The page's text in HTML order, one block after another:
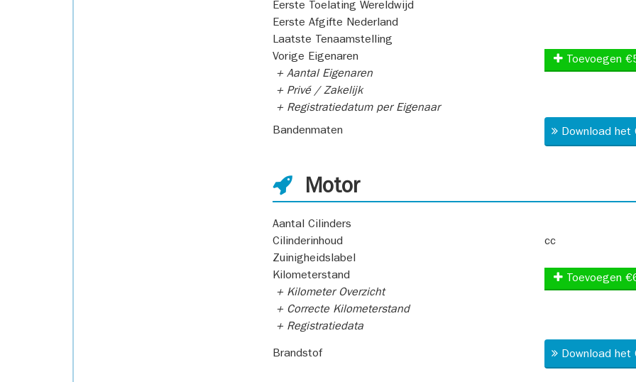
Eerste Toelating Wereldwijd
Eerste Afgifte Nederland
Laatste Tenaamstelling
Vorige Eigenaren
+ Aantal Eigenaren
+ Privé / Zakelijk
+ Registratiedatum per Eigenaar
Toevoegen
Bandenmaten Download
Motor
Aantal Cilinders
Cilinderinhoud
cc
Zuinigheidslabel
Kilometerstand
+ Kilometer Overzicht
+ Correcte Kilometerstand
+ Registratiedata
Toevoegen
Brandstof Download